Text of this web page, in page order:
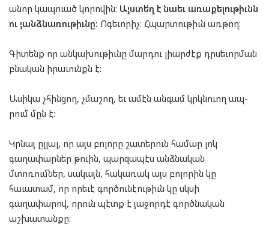
անոր կապուած կորովին: Այստե՛ղ է նաեւ առաքելութիւնն
ու յանձնառութիւնը: Ոգեւորիչ: Հպարտութիւն առթող:
Գիտենք որ անկախութիւնը մարդու լիարժէք դրսեւորման
բնական իրաւունքն է:
Ասի­կա չհին­ցող, չմա­շող, եւ ամէն ան­գամ կրկ­նուող ապ­
րում մըն է:
Կրնայ ըլլալ, որ այս բոլորը շատերուն համար լոկ
գաղափարներ թուին, պարզապէս անձնական
մտոռումներ, սակայն, հակառակ այս բոլորին կը
հաւատամ, որ որեւէ գործունէութիւն կը սկսի
գաղափարով, որուն պէտք է յաջորդէ գործնական
աշխատանքը: